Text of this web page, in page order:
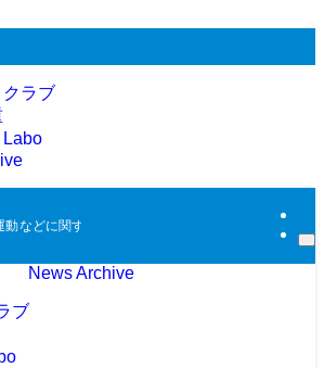
クラブ
Labo
動などに関する過去のニュースをアーカイブとして
News Archive
ブ